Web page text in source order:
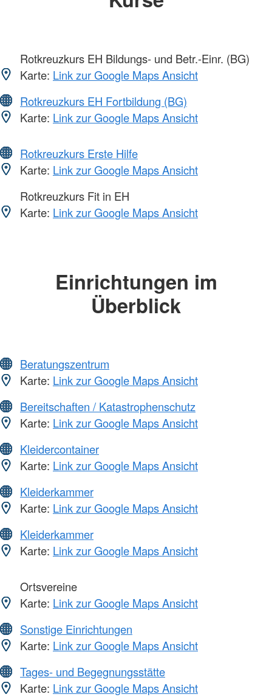
Rotkreuzkurs EH Bildungs- und Betr.-Einr. (BG)
Karte: Link zur Google Maps Ansicht
Rotkreuzkurs EH Fortbildung (BG)
Karte: Link zur Google Maps Ansicht
Rotkreuzkurs Erste Hilfe
Karte: Link zur Google Maps Ansicht
Rotkreuzkurs Fit in EH
Karte: Link zur Google Maps Ansicht
Einrichtungen im
Überblick
Beratungszentrum
Karte: Link zur Google Maps Ansicht
Bereitschaften / Katastrophenschutz
Karte: Link zur Google Maps Ansicht
Kleidercontainer
Karte: Link zur Google Maps Ansicht
Kleiderkammer
Karte: Link zur Google Maps Ansicht
Kleiderkammer
Karte: Link zur Google Maps Ansicht
Ortsvereine
Karte: Link zur Google Maps Ansicht
Sonstige Einrichtungen
Karte: Link zur Google Maps Ansicht
Tages- und Begegnungsstätte
Karte: Link zur Google Maps Ansicht